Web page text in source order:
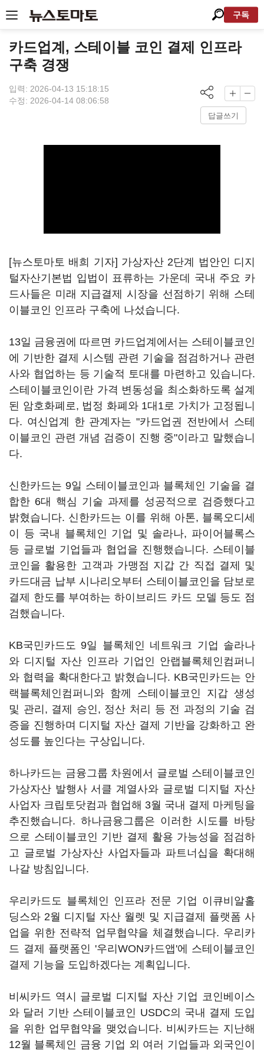
구독
카드업계, 스테이블 코인 결제 인프라
구축 경쟁
입력: 2026-04-13 15:18:15
수정: 2026-04-14 08:06:58
답글쓰기
[뉴스토마토 배희 기자] 가상자산 2단계 법안인 디지
털자산기본법 입법이 표류하는 가운데 국내 주요 카
드사들은 미래 지급결제 시장을 선점하기 위해 스테
이블코인 인프라 구축에 나섰습니다.
13일 금융권에 따르면 카드업계에서는 스테이블코인
에 기반한 결제 시스템 관련 기술을 점검하거나 관련
사와 협업하는 등 기술적 토대를 마련하고 있습니다.
스테이블코인이란 가격 변동성을 최소화하도록 설계
된 암호화폐로, 법정 화폐와 1대1로 가치가 고정됩니
다. 여신업계 한 관계자는 "카드업권 전반에서 스테
이블코인 관련 개념 검증이 진행 중"이라고 말했습니
다.
신한카드는 9일 스테이블코인과 블록체인 기술을 결
합한 6대 핵심 기술 과제를 성공적으로 검증했다고
밝혔습니다. 신한카드는 이를 위해 아톤, 블록오디세
이 등 국내 블록체인 기업 및 솔라나, 파이어블록스
등 글로벌 기업들과 협업을 진행했습니다. 스테이블
코인을 활용한 고객과 가맹점 지갑 간 직접 결제 및
카드대금 납부 시나리오부터 스테이블코인을 담보로
결제 한도를 부여하는 하이브리드 카드 모델 등도 점
검했습니다.
KB국민카드도 9일 블록체인 네트워크 기업 솔라나
와 디지털 자산 인프라 기업인 안랩블록체인컴퍼니
와 협력을 확대한다고 밝혔습니다. KB국민카드는 안
랙블록체인컴퍼니와 함께 스테이블코인 지갑 생성
및 관리, 결제 승인, 정산 처리 등 전 과정의 기술 검
증을 진행하며 디지털 자산 결제 기반을 강화하고 완
성도를 높인다는 구상입니다.
하나카드는 금융그룹 차원에서 글로벌 스테이블코인
가상자산 발행사 서클 계열사와 글로벌 디지털 자산
사업자 크립토닷컴과 협업해 3월 국내 결제 마케팅을
추진했습니다. 하나금융그룹은 이러한 시도를 바탕
으로 스테이블코인 기반 결제 활용 가능성을 점검하
고 글로벌 가상자산 사업자들과 파트너십을 확대해
나갈 방침입니다.
우리카드도 블록체인 인프라 전문 기업 이큐비알홀
딩스와 2월 디지털 자산 월렛 및 지급결제 플랫폼 사
업을 위한 전략적 업무협약을 체결했습니다. 우리카
드 결제 플랫폼인 '우리WON카드앱'에 스테이블코인
결제 기능을 도입하겠다는 계획입니다.
비씨카드 역시 글로벌 디지털 자산 기업 코인베이스
와 달러 기반 스테이블코인 USDC의 국내 결제 도입
을 위한 업무협약을 맺었습니다. 비씨카드는 지난해
12월 블록체인 금융 기업 외 여러 기업들과 외국인이